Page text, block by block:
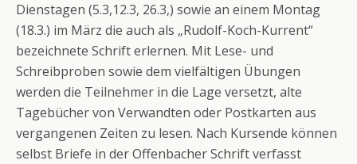
Dienstagen (5.3,12.3, 26.3,) sowie an einem Montag
(18.3.) im März die auch als „Rudolf-Koch-Kurrent“
bezeichnete Schrift erlernen. Mit Lese- und
Schreibproben sowie dem vielfältigen Übungen
werden die Teilnehmer in die Lage versetzt, alte
Tagebücher von Verwandten oder Postkarten aus
vergangenen Zeiten zu lesen. Nach Kursende können
selbst Briefe in der Offenbacher Schrift verfasst